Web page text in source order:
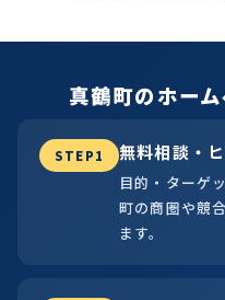
真鶴町のホー
STEP1 無料相談・
目的・ターゲ
町の商圏や競
ます。